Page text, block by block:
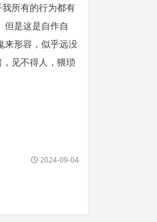
所有的行为都有
但是这是自作自
来形容，似乎远没
见不得人，猥琐
2024-09-04